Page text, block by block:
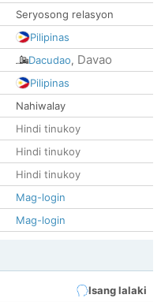
Seryosong relasyon
Pilipinas
Dacudao, Davao
Pilipinas
Nahiwalay
Hindi tinukoy
Hindi tinukoy
Hindi tinukoy
Mag-login
Mag-login
Isang lalaki